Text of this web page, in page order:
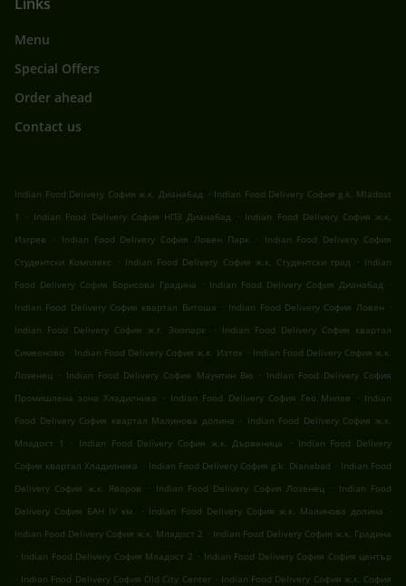
Menu
Special Offers
Order ahead
Contact us
Indian Food Delivery София ж.к. Дианабад . Indian Food Delivery София g.k. Mladost
1
. Indian Food Delivery София НПЗ Дианабад . Indian Food Delivery София ж.к.
Изгрев
. Indian Food Delivery София Ловен Парк . Indian Food Delivery София
Студентски Комплекс
. Indian Food Delivery София ж.к. Студентски град . Indian
Food Delivery София Борисова Градина
. Indian Food Delivery София Дианабад
.
Indian Food Delivery София квартал Витоша . Indian Food Delivery София Ловен .
Indian Food Delivery София ж.г. Зоопарк
. Indian Food Delivery София квартал
Симеоново . Indian Food Delivery София ж.к. Изток . Indian Food Delivery София ж.к.
Лозенец . Indian Food Delivery София Маунтин Вю . Indian Food Delivery София
Промишлена зона Хладилника
. Indian Food Delivery София Гео Милев . Indian
Food Delivery София квартал Малинова долина . Indian Food Delivery София ж.к.
Младост 1
. Indian Food Delivery София ж.к. Дървеница . Indian Food Delivery
София квартал Хладилника . Indian Food Delivery София g.k. Dianabad . Indian Food
Delivery София ж.к. Яворов
. Indian Food Delivery София Лозенец . Indian Food
Delivery София БАН IV км.
. Indian Food Delivery София ж.к. Малинова долина
.
Indian Food Delivery София ж.к. Младост 2 . Indian Food Delivery София ж.к. Градина
. Indian Food Delivery София Младост 2 . Indian Food Delivery София София център
. Indian Food Delivery София Old City Center . Indian Food Delivery София ж.к. София